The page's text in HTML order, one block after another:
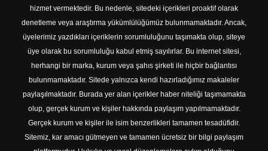
hizmet vermektedir. Bu nedenle, sitedeki içerikleri proaktif olarak
denetleme veya araştırma yükümlülüğümüz bulunmamaktadır. Ancak,
üyelerimiz yazdıkları içeriklerin sorumluluğunu taşımakta olup, siteye
üye olarak bu sorumluluğu kabul etmiş sayılırlar. Bu internet sitesi,
herhangi bir marka, kurum veya şahıs şirketi ile hiçbir bağlantısı
bulunmamaktadır. Sitede yalnızca kendi hazırladığımız makaleler
paylaşılmaktadır. Burada yer alan içerikler haber niteliği taşımamakta
olup, gerçek kurum ve kişiler hakkında paylaşım yapılmamaktadır.
Gerçek kurum ve kişiler ile isim benzerlikleri tamamen tesadüfidir.
Sitemiz, kar amacı gütmeyen ve tamamen ücretsiz bir bilgi paylaşım